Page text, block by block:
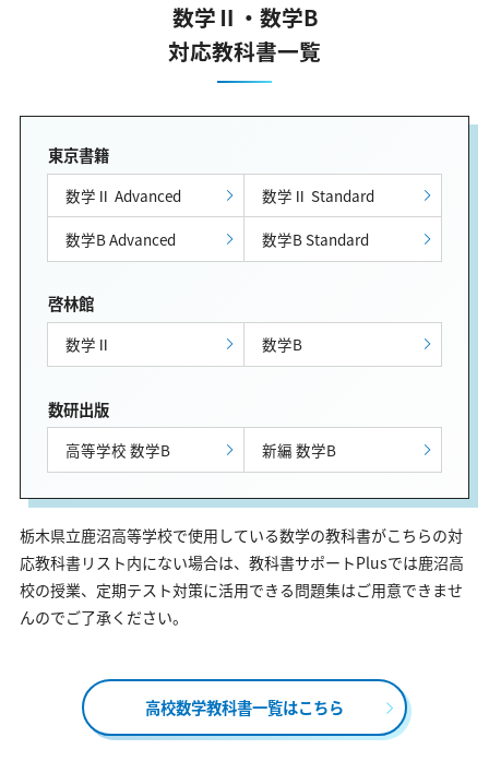
数学Ⅱ・数学B
対応教科書一覧
東京書籍
数学Ⅱ Advanced
数学Ⅱ Standard
数学B Advanced
数学B Standard
啓林館
数学Ⅱ 数学B
数研出版
高等学校 数学B 新編 数学B
栃木県立鹿沼高等学校で使用している数学の教科書がこちらの対
応教科書リスト内にない場合は、教科書サポートPlusでは鹿沼高
校の授業、定期テスト対策に活用できる問題集はご用意できませ
んのでご了承ください。
高校数学教科書一覧はこちら